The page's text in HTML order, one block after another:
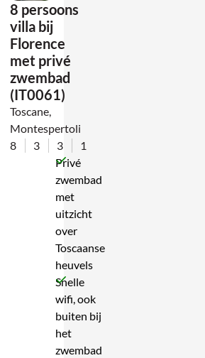
8 persoons
villa bij
Florence
met privé
zwembad
(IT0061)
Toscane,
Montespertoli
8
3 3
1
Privé
zwembad
met
uitzicht
over
Toscaanse
heuvels
Snelle
wifi, ook
buiten bij
het
zwembad